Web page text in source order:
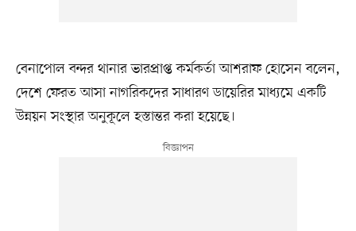
বেনাপোল বন্দর থানার ভারপ্রাপ্ত কর্মকর্তা আশরাফ হোসেন বলেন,
দেশে ফেরত আসা নাগরিকদের সাধারণ ডায়েরির মাধ্যমে একটি
উন্নয়ন সংস্থার অনুকূলে হস্তান্তর করা হয়েছে।